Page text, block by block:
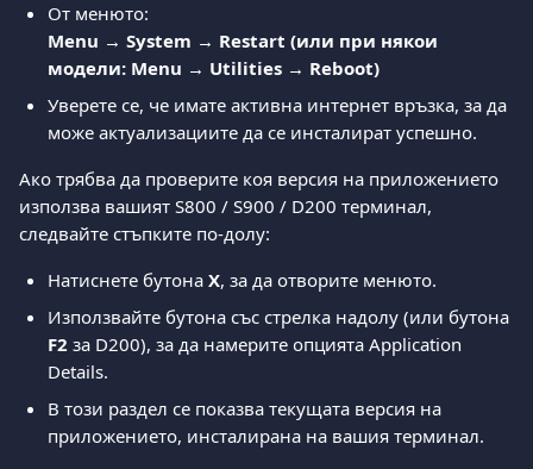
От менюто:
Menu → System → Restart (или при някои
модели: Menu → Utilities → Reboot)
Уверете се, че имате активна интернет връзка, за да
може актуализациите да се инсталират успешно.
Ако трябва да проверите коя версия на приложението
използва вашият S800 / S900 / D200 терминал,
следвайте стъпките по-долу:
Натиснете бутона X, за да отворите менюто.
Използвайте бутона със стрелка надолу (или бутона
F2 за D200), за да намерите опцията Application
Details.
В този раздел се показва текущата версия на
приложението, инсталирана на вашия терминал.